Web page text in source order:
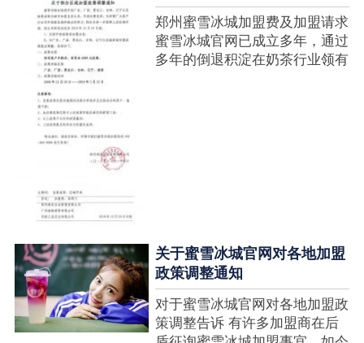
郑州蜜雪冰城加盟费及加盟请求
蜜雪冰城官网已成立多年，通过
多年的倒退积淀在奶茶行业领有
关于蜜雪冰城官网对各地加盟
政策调整通知
对于蜜雪冰城官网对各地加盟政
策调整告诉 有许多加盟商在后